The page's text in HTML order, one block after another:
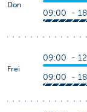
Don
09:00 -
Frei
09:00 -
09:00 -